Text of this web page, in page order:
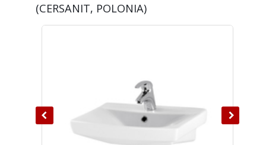
(CERSANIT, POLONIA)